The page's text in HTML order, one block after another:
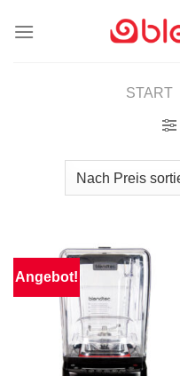
Inhalt
START
Angebot!